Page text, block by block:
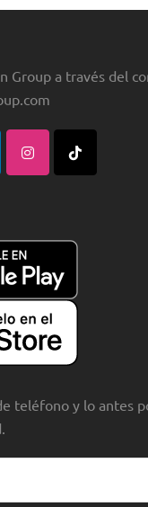
Group a través del
teléfono y lo antes